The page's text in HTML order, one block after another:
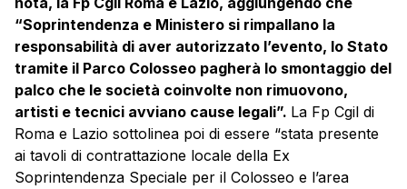
“Soprintendenza e Ministero si rimpallano la
responsabilità di aver autorizzato l’evento, lo Stato
tramite il Parco Colosseo pagherà lo smontaggio del
palco che le società coinvolte non rimuovono,
artisti e tecnici avviano cause legali”. La Fp Cgil di
Roma e Lazio sottolinea poi di essere “stata presente
ai tavoli di contrattazione locale della Ex
Soprintendenza Speciale per il Colosseo e l’area